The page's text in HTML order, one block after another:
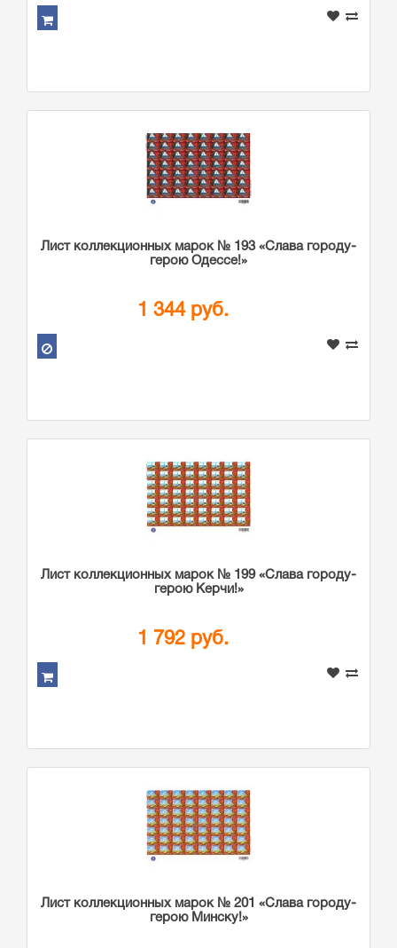
Лист коллекционных марок № 193 «Слава городу-
герою Одессе!»
1 344 руб.
Лист коллекционных марок № 199 «Слава городу-
герою Керчи!»
1 792 руб.
Лист коллекционных марок № 201 «Слава городу-
герою Минску!»